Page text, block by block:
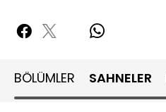
BÖLÜMLER SAHNELER